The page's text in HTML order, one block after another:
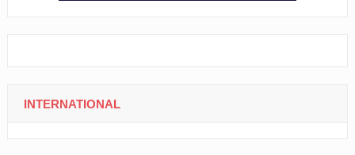
INTERNATIONAL